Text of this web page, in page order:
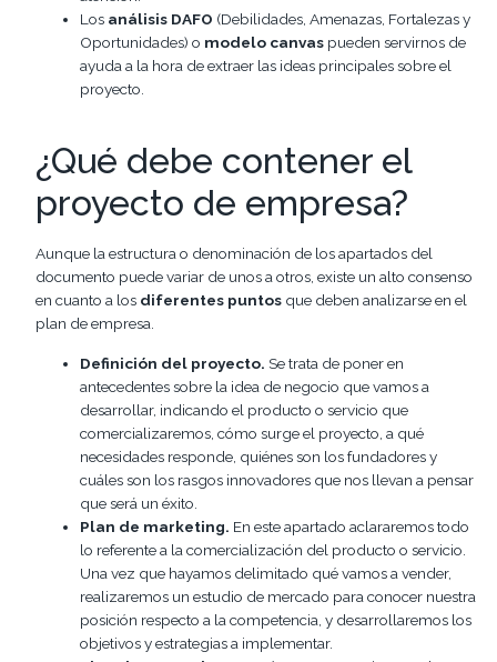
Los análisis DAFO (Debilidades, Amenazas, Fortalezas y
Oportunidades) o modelo canvas pueden servirnos de
ayuda a la hora de extraer las ideas principales sobre el
proyecto.
¿Qué debe contener el
proyecto de empresa?
Aunque la estructura o denominación de los apartados del
documento puede variar de unos a otros, existe un alto consenso
en cuanto a los diferentes puntos que deben analizarse en el
plan de empresa.
Definición del proyecto. Se trata de poner en
antecedentes sobre la idea de negocio que vamos a
desarrollar, indicando el producto o servicio que
comercializaremos, cómo surge el proyecto, a qué
necesidades responde, quiénes son los fundadores y
cuáles son los rasgos innovadores que nos llevan a pensar
que será un éxito.
Plan de marketing. En este apartado aclararemos todo
lo referente a la comercialización del producto o servicio.
Una vez que hayamos delimitado qué vamos a vender,
realizaremos un estudio de mercado para conocer nuestra
posición respecto a la competencia, y desarrollaremos los
objetivos y estrategias a implementar.